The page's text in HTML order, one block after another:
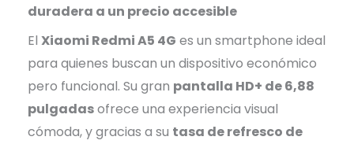
duradera a un precio accesible
El Xiaomi Redmi A5 4G es un smartphone ideal
para quienes buscan un dispositivo económico
pero funcional. Su gran pantalla HD+ de 6,88
pulgadasofrece una experiencia visual
cómoda, y gracias a su tasa de refresco de